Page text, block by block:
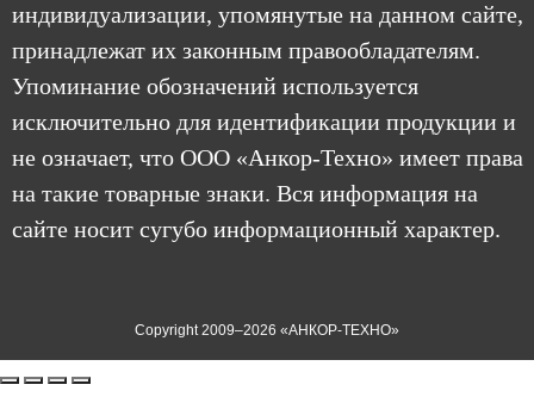
индивидуализации, упомянутые на данном сайте,
принадлежат их законным правообладателям.
Упоминание обозначений используется
исключительно для идентификации продукции и
не означает, что ООО «Анкор-Техно» имеет права
на такие товарные знаки. Вся информация на
сайте носит сугубо информационный характер.
Copyright 2009–2026 «АНКОР-ТЕХНО»